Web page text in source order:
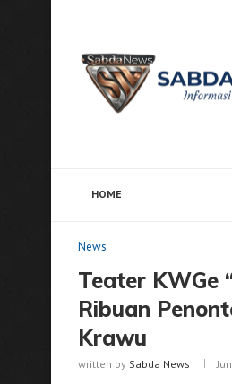
HOME
News
Teater KWGe
Ribuan
Krawu
written by Sabda News